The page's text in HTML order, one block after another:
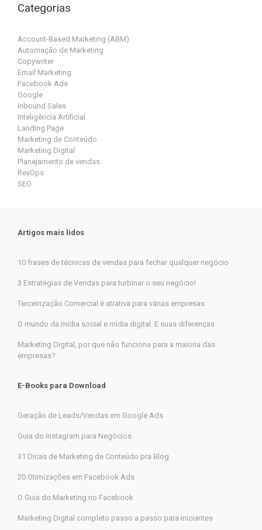
Categorias
Account-Based Marketing (ABM)
Automação de Marketing
Copywriter
Email Marketing
Facebook Ads
Google
Inbound Sales
Inteligência Artificial
Landing Page
Marketing de Conteúdo
Marketing Digital
Planejamento de vendas
RevOps
SEO
Artigos mais lidos
10 frases de técnicas de vendas para fechar qualquer negócio
3 Estratégias de Vendas para turbinar o seu negócio!
Terceirização Comercial é atrativa para várias empresas
O mundo da mídia social e mídia digital. E suas diferenças
Marketing Digital, por que não funciona para a maioria das
empresas?
E-Books para Download
Geração de Leads/Vendas em Google Ads
Guia do Instagram para Negócios
31 Dicas de Marketing de Conteúdo pra Blog
20 Otimizações em Facebook Ads
O Guia do Marketing no Facebook
Marketing Digital completo passo a passo para iniciantes